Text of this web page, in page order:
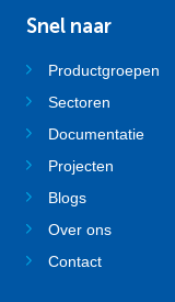
Snel naar
Productgroepen
Sectoren
Documentatie
Projecten
Blogs
Over ons
Contact